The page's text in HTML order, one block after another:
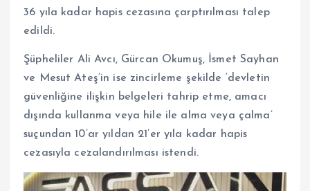
36 yıla kadar hapis cezasına çarptırılması talep
edildi.
Şüpheliler Ali Avcı, Gürcan Okumuş, İsmet Sayhan
ve Mesut Ateş’in ise zincirleme şekilde ‘devletin
güvenliğine ilişkin belgeleri tahrip etme, amacı
dışında kullanma veya hile ile alma veya çalma’
suçundan 10’ar yıldan 21’er yıla kadar hapis
cezasıyla cezalandırılması istendi.